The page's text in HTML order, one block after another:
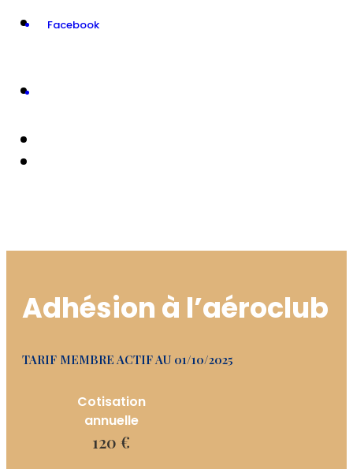
Facebook
Adhésion à l’aéroclub
TARIF MEMBRE ACTIF AU 01/10/2025
Cotisation
annuelle
120 €